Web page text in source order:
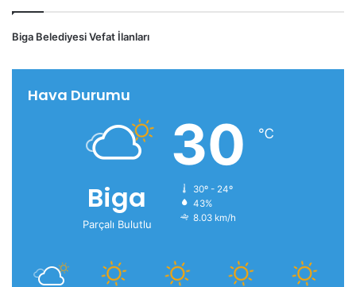
Biga Belediyesi Vefat İlanları
Hava Durumu
Biga
Parçalı Bulutlu
30 ℃
30º - 24º
43%
8.03 km/h